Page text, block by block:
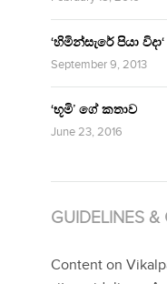
‘හිමින්සැරේ පියා
September 9, 2013
‘භූමි’ ගේ කතාව
June 23, 2016
GUIDELINES
Content on